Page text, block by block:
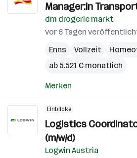
Manager:in
dm drogerie markt
vor 6 Tagen
Enns
Vollzeit
ab 5.521 € monatlich
Merken
Einblicke
Logistics
(m/w/d)
Logwin Austria